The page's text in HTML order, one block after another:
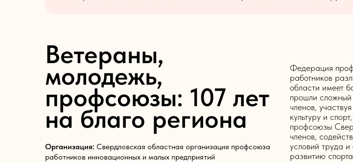
Ветераны,
молодежь,
профсоюзы: 107 лет
на благо региона
Организация: Свердловская областная организация профсоюза
работников инновационных и малых предприятий
Федерация
работников
области имеет
прошли сложный
членов,
культуру и
профсоюзы
членов,
условий труда
развитию